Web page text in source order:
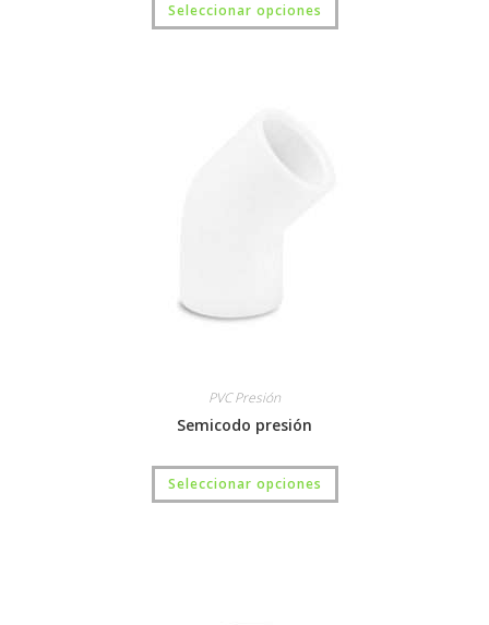
Seleccionar opciones
PVC Presión
Semicodo presión
Seleccionar opciones